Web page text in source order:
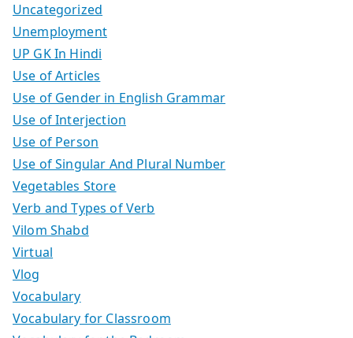
Uncategorized
Unemployment
UP GK In Hindi
Use of Articles
Use of Gender in English Grammar
Use of Interjection
Use of Person
Use of Singular And Plural Number
Vegetables Store
Verb and Types of Verb
Vilom Shabd
Virtual
Vlog
Vocabulary
Vocabulary for Classroom